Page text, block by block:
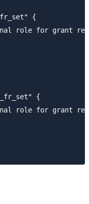
{
role for grant
{
role for grant